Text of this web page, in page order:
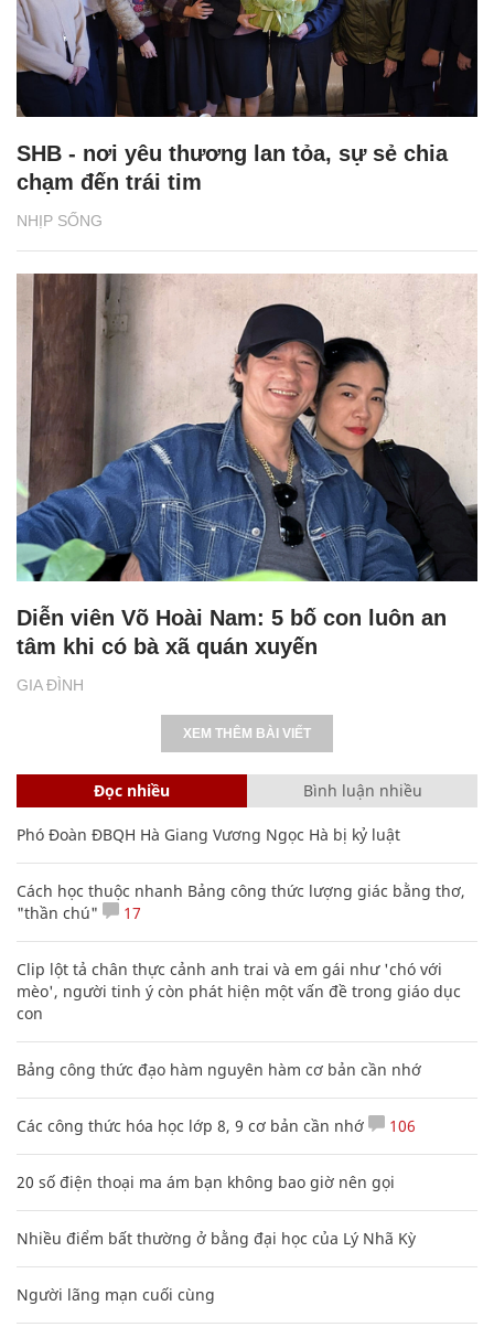
NHỊP SỐNG
SHB - nơi yêu thương lan tỏa, sự sẻ chia
chạm đến trái tim
GIA ĐÌNH
Diễn viên Võ Hoài Nam: 5 bố con luôn an
tâm khi có bà xã quán xuyến
XEM THÊM BÀI VIẾT
Đọc nhiều Bình luận nhiều
Phó Đoàn ĐBQH Hà Giang Vương Ngọc Hà bị kỷ luật
Cách học thuộc nhanh Bảng công thức lượng giác bằng thơ,
"thần chú"
17
Clip lột tả chân thực cảnh anh trai và em gái như 'chó với
mèo', người tinh ý còn phát hiện một vấn đề trong giáo dục
con
Bảng công thức đạo hàm nguyên hàm cơ bản cần nhớ
Các công thức hóa học lớp 8, 9 cơ bản cần nhớ 106
20 số điện thoại ma ám bạn không bao giờ nên gọi
Nhiều điểm bất thường ở bằng đại học của Lý Nhã Kỳ
Người lãng mạn cuối cùng